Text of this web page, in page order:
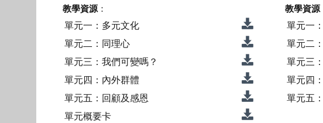
教學資源 ：
單元一：多元文化
單元二：同理心
單元三：我們可變嗎？
單元四：內外群體
單元五：回顧及感恩
單元概要卡
教學資源
單元一
單元二
單元三
單元四
單元五